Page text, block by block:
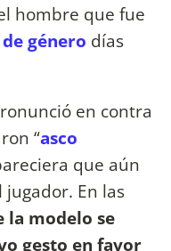
hombre que fue
género días
en contra
“asco
que aún
En las
la modelo se
gesto en favor